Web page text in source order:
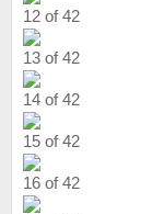
12 of 42
13 of 42
14 of 42
15 of 42
16 of 42